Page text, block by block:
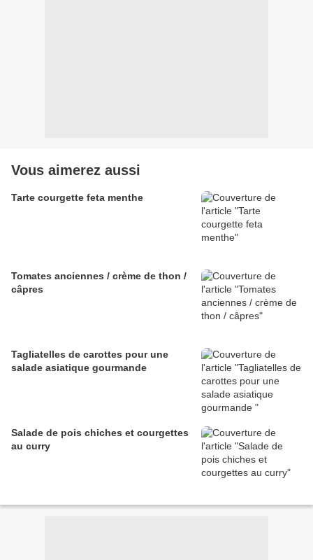
Vous aimerez aussi
Tarte courgette feta menthe
Tomates anciennes / crème de thon /
câpres
Tagliatelles de carottes pour une
salade asiatique gourmande
Salade de pois chiches et courgettes
au curry